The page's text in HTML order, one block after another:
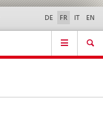
Contact | Support &
aide
DE FR IT EN